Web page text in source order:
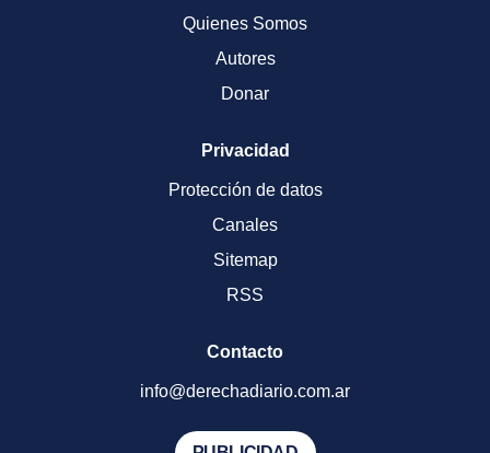
Quienes Somos
Autores
Donar
Privacidad
Protección de datos
Canales
Sitemap
RSS
Contacto
info@derechadiario.com.ar